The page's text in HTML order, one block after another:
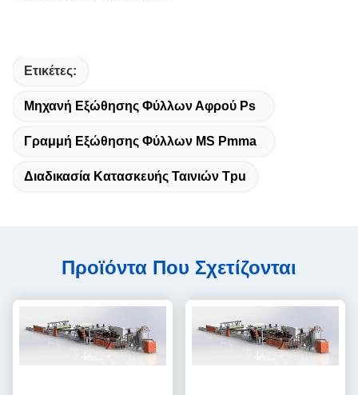
Ετικέτες:
Μηχανή Εξώθησης Φύλλων Αφρού Ps
Γραμμή Εξώθησης Φύλλων MS Pmma
Διαδικασία Κατασκευής Ταινιών Tpu
Προϊόντα Που Σχετίζονται